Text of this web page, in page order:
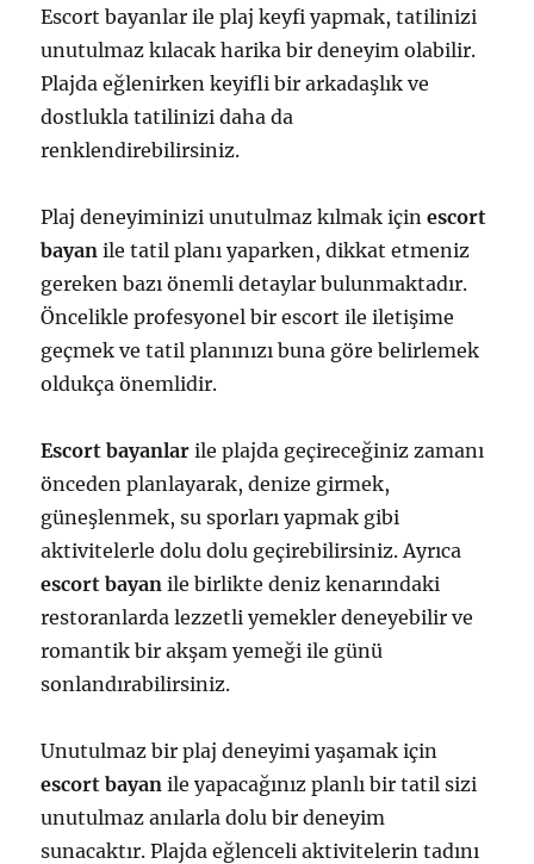
Escort bayanlar ile plaj keyfi yapmak, tatilinizi
unutulmaz kılacak harika bir deneyim olabilir.
Plajda eğlenirken keyifli bir arkadaşlık ve
dostlukla tatilinizi daha da
renklendirebilirsiniz.
Plaj deneyiminizi unutulmaz kılmak içinescort
bayan ile tatil planı yaparken, dikkat etmeniz
gereken bazı önemli detaylar bulunmaktadır.
Öncelikle profesyonel bir escort ile iletişime
geçmek ve tatil planınızı buna göre belirlemek
oldukça önemlidir.
Escort bayanlar ile plajda geçireceğiniz zamanı
önceden planlayarak, denize girmek,
güneşlenmek, su sporları yapmak gibi
aktivitelerle dolu dolu geçirebilirsiniz. Ayrıca
escort bayan ile birlikte deniz kenarındaki
restoranlarda lezzetli yemekler deneyebilir ve
romantik bir akşam yemeği ile günü
sonlandırabilirsiniz.
Unutulmaz bir plaj deneyimi yaşamak için
escort bayan ile yapacağınız planlı bir tatil sizi
unutulmaz anılarla dolu bir deneyim
sunacaktır. Plajda eğlenceli aktivitelerin tadını